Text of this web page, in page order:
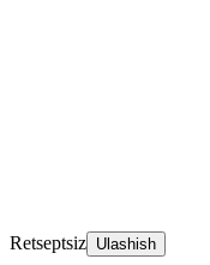
Retseptsiz Ulashish